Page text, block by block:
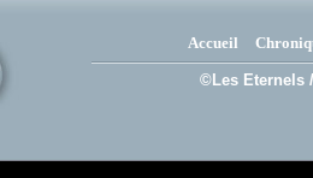
Accueil
©Les Eternels